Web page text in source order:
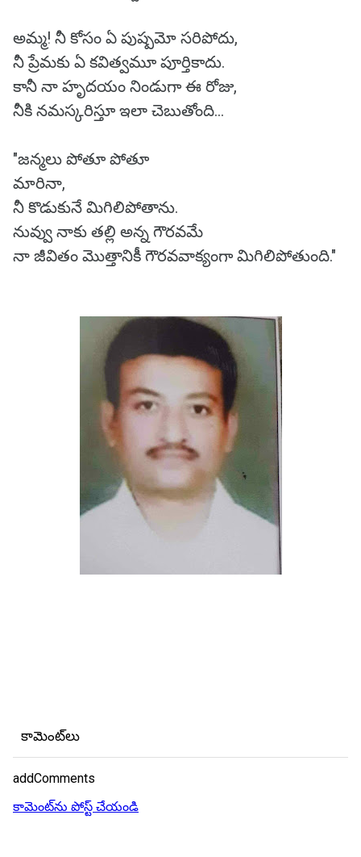
అమ్మ! నీ కోసం ఏ పుష్పమో సరిపోదు,
నీ ప్రేమకు ఏ కవిత్వమూ పూర్తికాదు.
కానీ నా హృదయం నిండుగా ఈ రోజు,
నీకి నమస్కరిస్తూ ఇలా చెబుతోంది...
"జన్మలు పోతూ పోతూ
మారినా,
నీ కొడుకునే మిగిలిపోతాను.
నువ్వు నాకు తల్లి అన్న గౌరవమే
నా జీవితం మొత్తానికీ గౌరవవాక్యంగా మిగిలిపోతుంది."
కామెంట్‌లు
addComments
కామెంట్‌ను పోస్ట్ చేయండి